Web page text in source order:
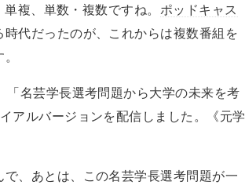
複、単数・複数ですね。 ポッドキャス
代だったのが、これからは複数番組を
名芸学長選考問題から大学の未来を考
アルバージョンを配信しました。《元学
、あとは、この名芸学長選考問題が一